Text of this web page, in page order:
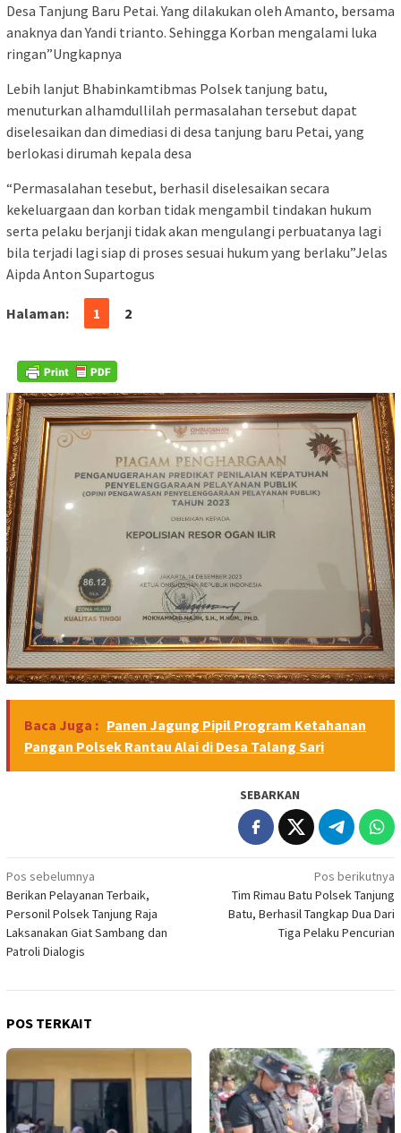
Desa Tanjung Baru Petai. Yang dilakukan oleh Amanto, bersama
anaknya dan Yandi trianto. Sehingga Korban mengalami luka
ringan”Ungkapnya
Lebih lanjut Bhabinkamtibmas Polsek tanjung batu,
menuturkan alhamdullilah permasalahan tersebut dapat
diselesaikan dan dimediasi di desa tanjung baru Petai, yang
berlokasi dirumah kepala desa
“Permasalahan tesebut, berhasil diselesaikan secara
kekeluargaan dan korban tidak mengambil tindakan hukum
serta pelaku berjanji tidak akan mengulangi perbuatanya lagi
bila terjadi lagi siap di proses sesuai hukum yang berlaku”Jelas
Aipda Anton Supartogus
Halaman: 1 2
Baca Juga : Panen Jagung Pipil Program Ketahanan
Pangan Polsek Rantau Alai di Desa Talang Sari
SEBARKAN
Navigasi
pos
Pos sebelumnya
Berikan Pelayanan Terbaik,
Personil Polsek Tanjung Raja
Laksanakan Giat Sambang dan
Patroli Dialogis
Pos berikutnya
Tim Rimau Batu Polsek Tanjung
Batu, Berhasil Tangkap Dua Dari
Tiga Pelaku Pencurian
POS TERKAIT